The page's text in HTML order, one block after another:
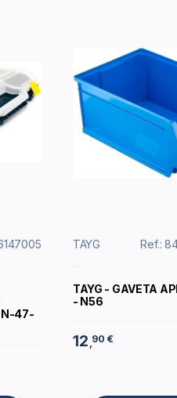
N-47-
TAYG Ref.:
TAYG - GAVETA
- N56
12 ,90 €